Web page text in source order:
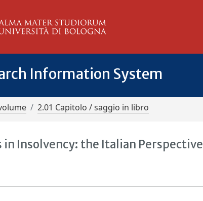
Information System
2.01 Capitolo / saggio in libro
in Insolvency: the Italian Perspective